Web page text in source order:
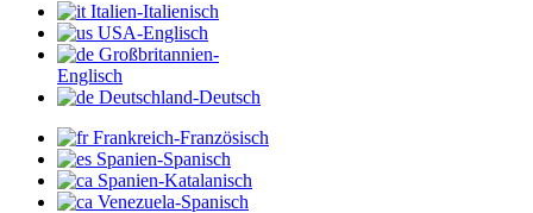
Italien-Italienisch
USA-Englisch
Großbritannien-
Englisch
Deutschland-Deutsch
Frankreich-Französisch
Spanien-Spanisch
Spanien-Katalanisch
Venezuela-Spanisch